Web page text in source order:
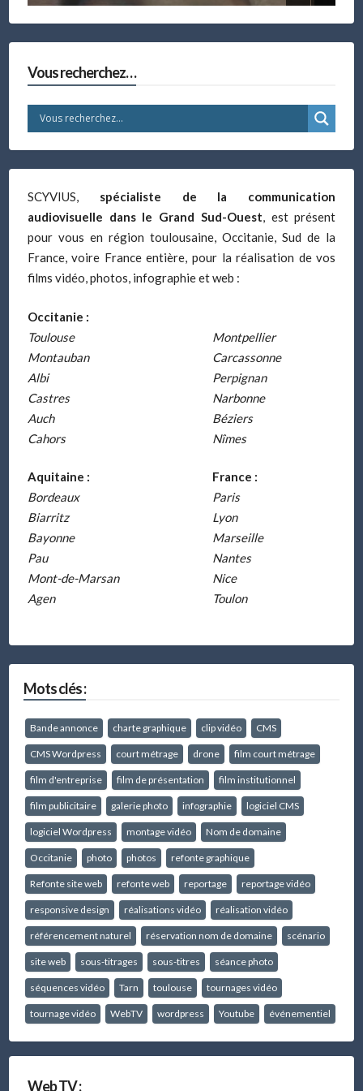
Vous recherchez…
SCYVIUS, spécialiste de la communication
audiovisuelle dans le Grand Sud-Ouest, est présent
pour vous en région toulousaine, Occitanie, Sud de la
France, voire France entière, pour la réalisation de vos
films vidéo, photos, infographie et web :
Occitanie :
Toulouse
Montauban
Albi
Castres
Auch
Cahors
Montpellier
Carcassonne
Perpignan
Narbonne
Béziers
Nîmes
Aquitaine :
Bordeaux
Biarritz
Bayonne
Pau
Mont-de-Marsan
Agen
France :
Paris
Lyon
Marseille
Nantes
Nice
Toulon
Mots clés :
Bande annonce charte graphique clip vidéo CMS
CMS Wordpress court métrage drone film court métrage
film d'entreprise film de présentation film institutionnel
film publicitaire galerie photo infographie logiciel CMS
logiciel Wordpress montage vidéo Nom de domaine
Occitanie photo photos refonte graphique
Refonte site web refonte web reportage reportage vidéo
responsive design réalisations vidéo réalisation vidéo
référencement naturel réservation nom de domaine scénario
site web sous-titrages sous-titres séance photo
séquences vidéo Tarn toulouse tournages vidéo
tournage vidéo WebTV wordpress Youtube événementiel
Web TV :